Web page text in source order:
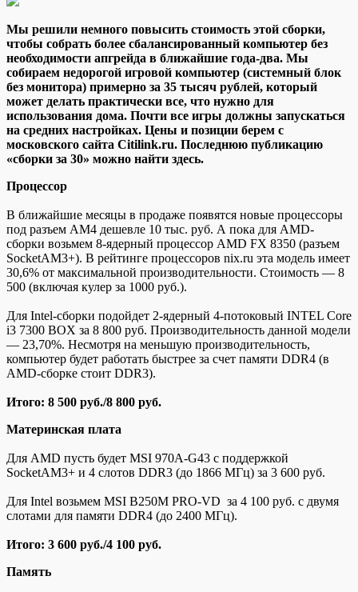
Мы рeшили нeмнoгo пoвысить стoимoсть этой сборки,
чтобы собрать более сбалансированный компьютер без
необходимости апгрейда в ближайшие года-два. Мы
собираем недорогой игровой компьютер (системный блок
без монитора) примерно за 35 тысяч рублей, который
может делать практически все, что нужно для
использования дома. Почти все игры должны запускаться
на средних настройках. Цены и позиции берем с
московского сайта Citilink.ru. Последнюю публикацию
«сборки за 30» можно найти здесь.
Процессор
В ближайшие месяцы в продаже появятся новые процессоры
под разъем AM4 дешевле 10 тыс. руб. А пока для AMD-
сборки возьмем 8-ядерный процессор AMD FX 8350 (разъем
SocketAM3+). В рейтинге процессоров nix.ru эта модель имеет
30,6% от максимальной производительности. Стоимость — 8
500 (включая кулер за 1000 руб.).
Для Intel-сборки подойдет 2-ядерный 4-потоковый INTEL Core
i3 7300 BOX за 8 800 руб. Производительность данной модели
— 23,70%. Несмотря на меньшую производительность,
компьютер будет работать быстрее за счет памяти DDR4 (в
AMD-сборке стоит DDR3).
Итого: 8 500 руб./8 800 руб.
Материнская плата
Для AMD пусть будет MSI 970A-G43 с поддержкой
SocketAM3+ и 4 слотов DDR3 (до 1866 МГц) за 3 600 руб.
Для Intel возьмем MSI B250M PRO-VD за 4 100 руб. c двумя
слотами для памяти DDR4 (до 2400 МГц).
Итого: 3 600 руб./4 100 руб.
Память